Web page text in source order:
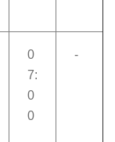
0
7:
0
0
-